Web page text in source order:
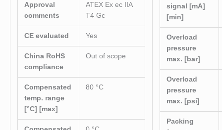
Approval
comments
ATEX Ex ec IIA
T4 Gc
CE evaluated Yes
China RoHS
compliance
Out of scope
Compensated
temp. range
[°C] [max]
80 °C
signal [mA]
[min]
Overload
pressure
max. [bar]
Overload
pressure
max. [psi]
Packing